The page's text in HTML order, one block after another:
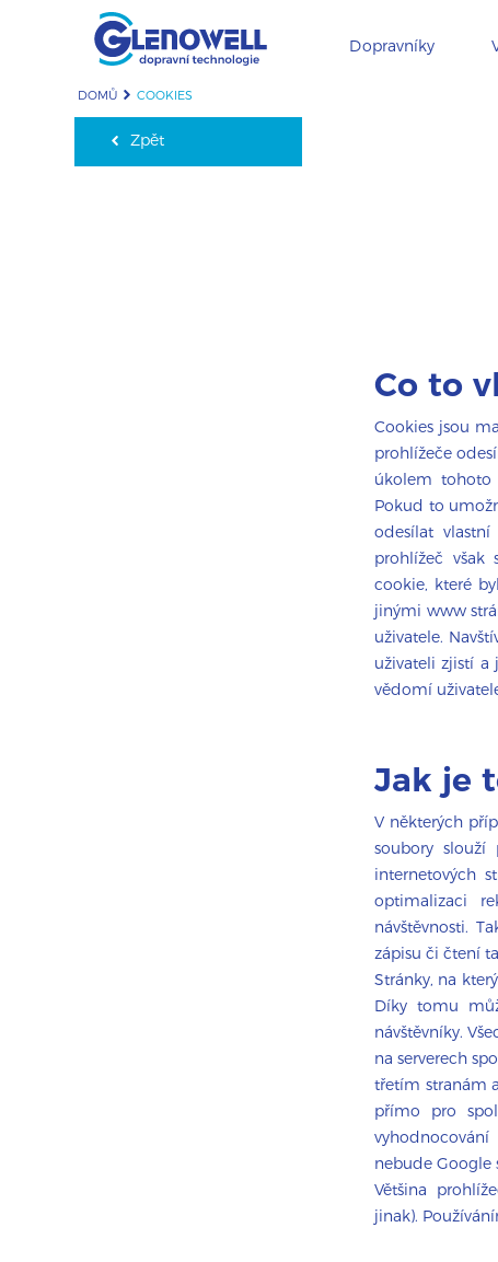
Dopravníky
DOMŮ COOKIES
Zpět
Co to
Cookies jsou
prohlížeče
úkolem tohoto
Pokud to
odesílat
prohlížeč
cookie, které
jinými www
uživatele.
uživateli zjistí a
vědomí
Jak je
V některých
soubory
internetových
optimalizaci
návštěvnosti.
zápisu či čtení
Stránky, na
Díky tomu
návštěvníky.
na serverech
třetím stranám
přímo pro
nebude Google
Většina
jinak).